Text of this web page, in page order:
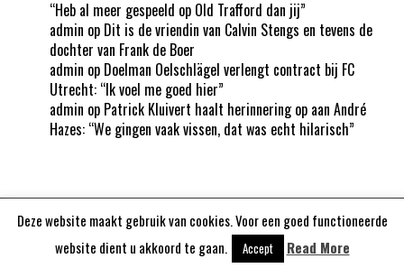
“Heb al meer gespeeld op Old Trafford dan jij”
admin op Dit is de vriendin van Calvin Stengs en tevens de
dochter van Frank de Boer
admin op Doelman Oelschlägel verlengt contract bij FC
Utrecht: “Ik voel me goed hier”
admin op Patrick Kluivert haalt herinnering op aan André
Hazes: “We gingen vaak vissen, dat was echt hilarisch”
Aangedreven doorWordPress
Deze website maakt gebruik van cookies. Voor een goed functioneerde
website dient u akkoord te gaan.
Accept Read More